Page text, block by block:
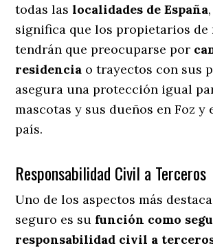
todas laslocalidades de España
significa que los propietarios de
tendrán que preocuparse por
residencia o trayectos con sus
asegura una protección igual
mascotas y sus dueños en Foz y
país.
Responsabilidad Civil a Terceros
Uno de los aspectos más
seguro es su función como
responsabilidad civil a